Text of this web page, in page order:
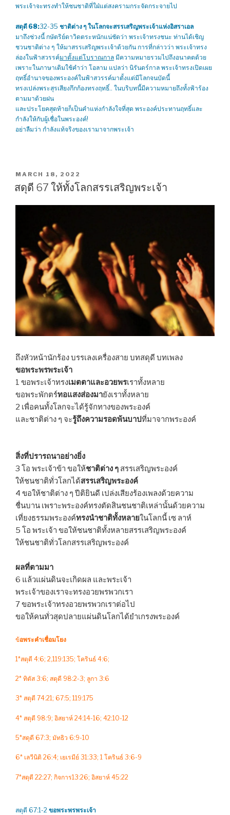
พระเจ้าจะทรงทำให้ชนชาติที่ใฝ่แต่สงครามกระจัดกระจายไป
สดุดี 68:32-35 ชาติต่าง ๆ ในโลกจะสรรเสริญพระเจ้าแห่งอิสราเอล
มาถึงช่วงนี้ กษัตริย์ดาวิดตระหนักแน่ชัดว่า พระเจ้าทรงชนะ ท่านได้เชิญ
ชวนชาติต่าง ๆ ให้มาสรรเสริญพระเจ้าด้วยกัน การที่กล่าวว่า พระเจ้าทรง
ล่องในฟ้าสวรรค์มาตั้งแต่โบราณกาล มีความหมายรวมไปถึงอนาคตด้วย
เพราะในภาษาเดิมใช้คำว่า โอลาม แปลว่า นิรันดร์กาล พระเจ้าทรงเปิดเผย
ฤทธิ์อำนาจของพระองค์ในฟ้าสวรรค์มาตั้งแต่มีโลกจนบัดนี้
ทรงเปล่งพระสุรเสียงกึกก้องทรงฤทธิ์.. ในบริบทนี้มีความหมายถึงทั้งฟ้าร้อง
ตามมาด้วยฝน
และประโยคสุดท้ายก็เป็นคำแห่งกำลังใจที่สุด พระองค์ประทานฤทธิ์และ
กำลังให้กับผู้เชื่อในพระองค์!
อย่าลืมว่า กำลังแท้จริงของเรามาจากพระเจ้า
POSTED
ON
MARCH 18, 2022
สดุดี 67 ให้ทั้งโลกสรรเสริญพระเจ้า
ถึงหัวหน้านักร้อง บรรเลงเครื่องสาย บทสดุดี บทเพลง
ขอพระพรพระเจ้า
1 ขอพระเจ้าทรงเมตตาและอวยพรเราทั้งหลาย
ขอพระพักตร์ทอแสงส่องมายังเราทั้งหลาย
2 เพื่อคนทั้งโลกจะได้รู้จักทางของพระองค์
และชาติต่าง ๆ จะรู้ถึงความรอดพ้นบาปที่มาจากพระองค์
สิ่งที่ปรารถนาอย่างยิ่ง
3 โอ พระเจ้าข้า ขอให้ชาติต่าง ๆ สรรเสริญพระองค์
ให้ชนชาติทั่วโลกได้สรรเสริญพระองค์
4 ขอให้ชาติต่าง ๆ ปีติยินดี เปล่งเสียงร้องเพลงด้วยความ
ชื่นบาน เพราะพระองค์ทรงตัดสินชนชาติเหล่านั้นด้วยความ
เที่ยงธรรมพระองค์ทรงนำชาติทั้งหลายในโลกนี้ เซ ลาห์
5 โอ พระเจ้า ขอให้ชนชาติทั้งหลายสรรเสริญพระองค์
ให้ชนชาติทั่วโลกสรรเสริญพระองค์​
ผลที่ตามมา
6 แล้วแผ่นดินจะเกิดผล และพระเจ้า
พระเจ้าของเราจะทรงอวยพรพวกเรา
7 ขอพระเจ้าทรงอวยพรพวกเราต่อไป
ขอให้คนทั่วสุดปลายแผ่นดินโลกได้ยำเกรงพระองค์
ข้อพระคำเชื่อมโยง
1*สดุดี 4:6; 2,119:135; โครินธ์​ 4:6;
2* ทิตัส 3:6; สดุดี 98:2-3; ลูกา 3:6
3* สดุดี 74:21; 67:5; 119:175
4* สดุดี 98:9; อิสยาห์ 24:14-16; 42:10-12
5*สดุดี 67:3; มัทธิว 6:9-10
6* เลวีนิติ 26:4; เยเรมีย์ 31:33; 1 โครินธ์ 3:6-9
7*สดุดี 22:27; กิจการ13:26; อิสยาห์ 45:22
สดุดี 67:1-2 ขอพระพรพระเจ้า